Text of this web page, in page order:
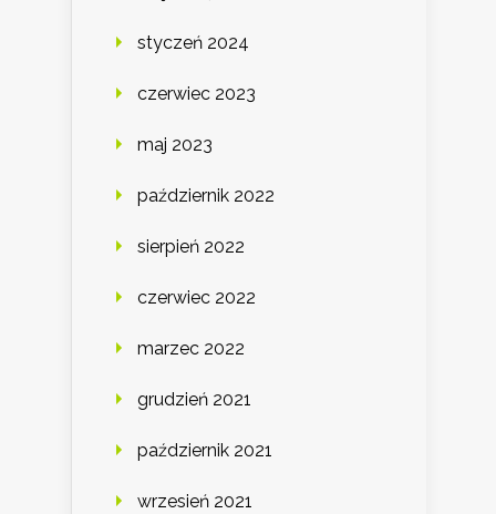
styczeń 2024
czerwiec 2023
maj 2023
październik 2022
sierpień 2022
czerwiec 2022
marzec 2022
grudzień 2021
październik 2021
wrzesień 2021